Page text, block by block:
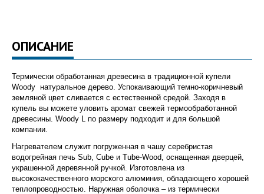
ОПИСАНИЕ
Термически обработанная древесина в традиционной купели
Woody натуральное дерево. Успокаивающий темно-коричневый
земляной цвет сливается с естественной средой. Заходя в
купель вы можете уловить аромат свежей термообработанной
древесины. Woody L по размеру подходит и для большой
компании.
Нагревателем служит погруженная в чашу серебристая
водогрейная печь Sub, Cube и Tube-Wood, оснащенная дверцей,
украшенной деревянной ручкой. Изготовлена из
высококачественного морского алюминия, обладающего хорошей
теплопроводностью. Наружная оболочка – из термически